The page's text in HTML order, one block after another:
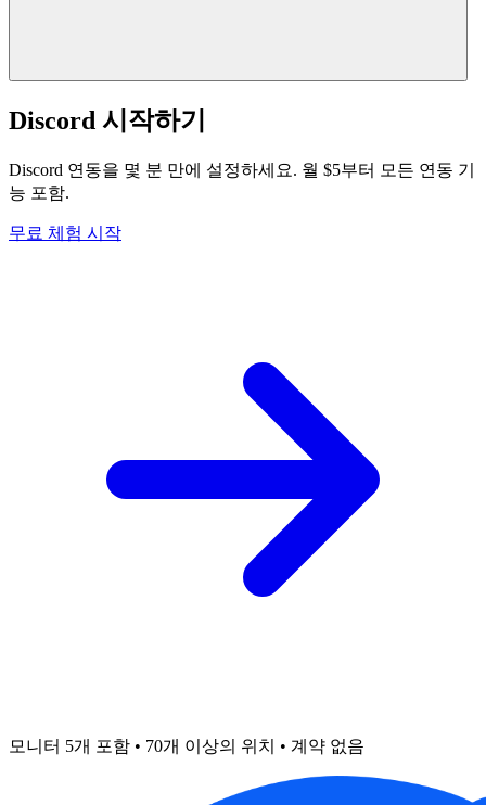
Discord 시작하기
Discord 연동을 몇 분 만에 설정하세요. 월 $5부터 모든 연동 기
능 포함.
무료 체험 시작
모니터 5개 포함 • 70개 이상의 위치 • 계약 없음